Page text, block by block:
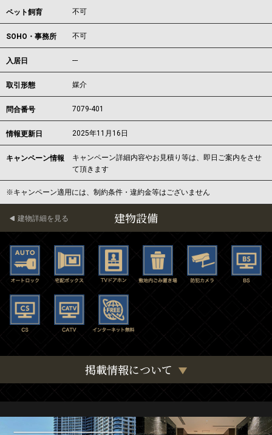
ペット飼育 不可
SOHO・事務所 不可
入居日 ---
取引形態 媒介
問合番号 7079-401
情報更新日 2025年11月16日
キャンペーン情報
キャンペーン詳細内容やお見積り等は、即日ご案内をさせ
て頂きます
※キャンペーン適用には、制約条件・違約金等はございません
建物設備
建物詳細を見る
掲載情報について